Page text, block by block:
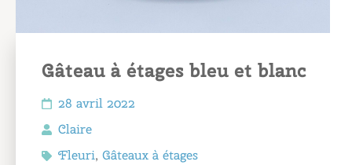
Gâteau à étages bleu et blanc
28 avril 2022
Claire
Fleuri, Gâteaux à étages